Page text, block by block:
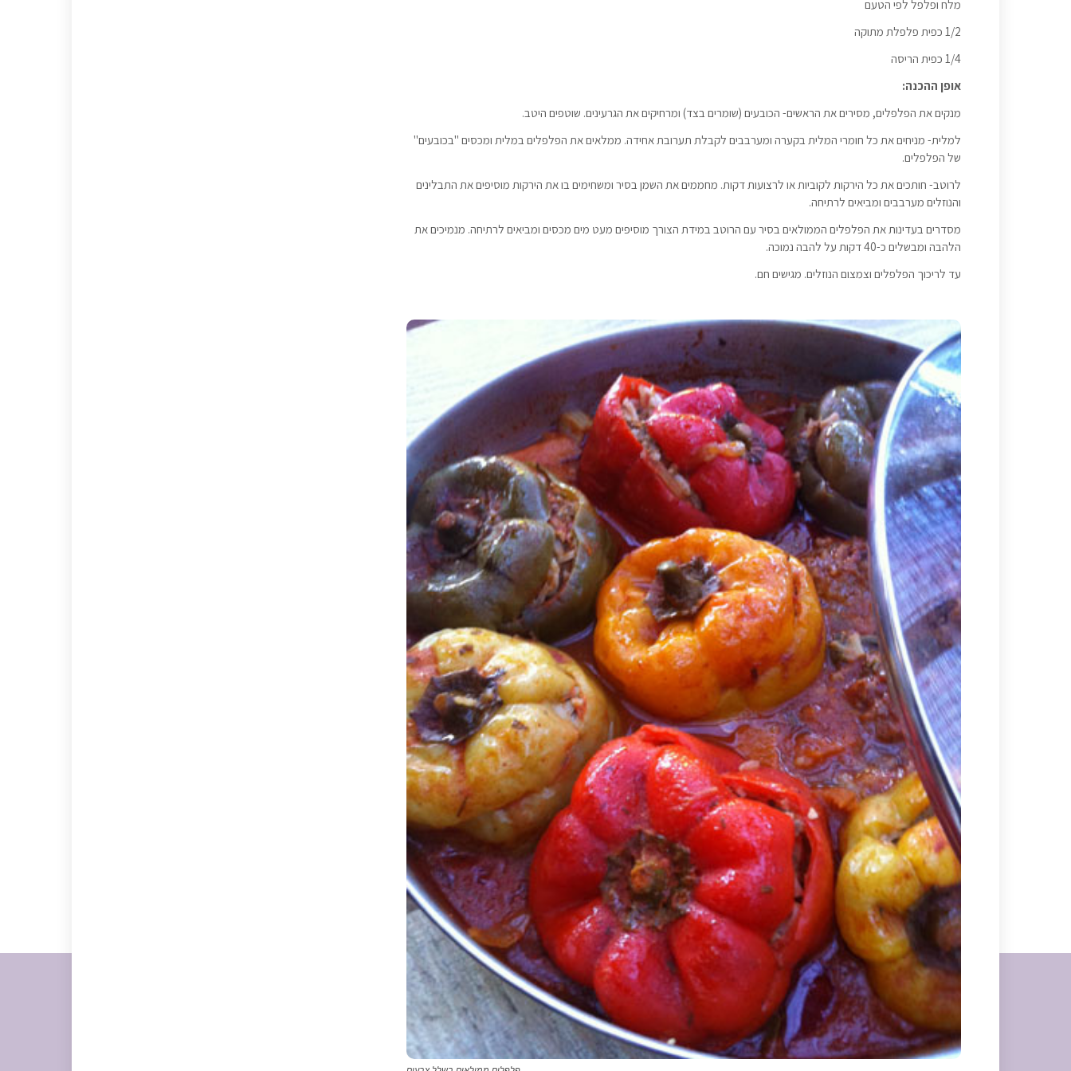
מלח ופלפל לפי הטעם
1/2 כפית פלפלת מתוקה
1/4 כפית הריסה
אופן ההכנה:
מנקים את הפלפלים, מסירים את הראשים- הכובעים (שומרים בצד) ומרחיקים את הגרעינים. שוטפים היטב.
למלית- מניחים את כל חומרי המלית בקערה ומערבבים לקבלת תערובת אחידה. ממלאים את הפלפלים במלית ומכסים "בכובעים"
של הפלפלים.
לרוטב- חותכים את כל הירקות לקוביות או לרצועות דקות. מחממים את השמן בסיר ומשחימים בו את הירקות מוסיפים את התבלינים
והנוזלים מערבבים ומביאים לרתיחה.
מסדרים בעדינות את הפלפלים הממולאים בסיר עם הרוטב במידת הצורך מוסיפים מעט מים מכסים ומביאים לרתיחה. מנמיכים את
הלהבה ומבשלים כ-40 דקות על להבה נמוכה.
עד לריכוך הפלפלים וצמצום הנוזלים. מגישים חם.